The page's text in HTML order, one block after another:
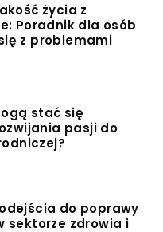
życia z
Poradnik dla osób
z problemami
stać się
pasji do
do poprawy
sektorze zdrowia i